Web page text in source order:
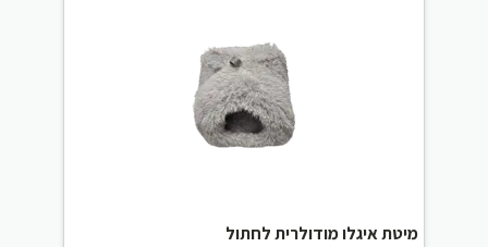
מיטת איגלו מודולרית לחתול